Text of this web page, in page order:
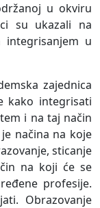
u okviru
su ukazali na
u
zajednica
kako integrisati
i na taj način
načina na koje
sticanje
na koji će se
profesije.
Obrazovanje